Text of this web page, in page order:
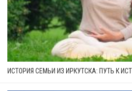
ИСТОРИЯ СЕМЬИ ИЗ ИРКУТСКА: ПУТЬ К